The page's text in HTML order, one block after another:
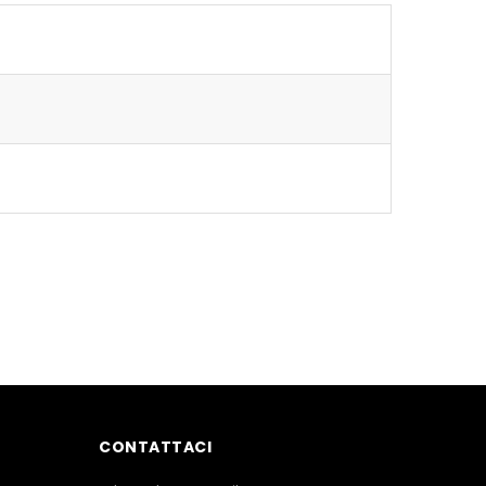
CONTATTACI